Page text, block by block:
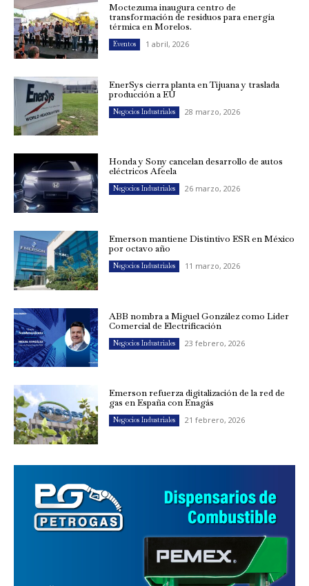
Moctezuma inaugura centro de
transformación de residuos para energía
térmica en Morelos.
Eventos 1 abril, 2026
EnerSys cierra planta en Tijuana y traslada
producción a EU
Negocios Industriales 28 marzo, 2026
Honda y Sony cancelan desarrollo de autos
eléctricos Afeela
Negocios Industriales 26 marzo, 2026
Emerson mantiene Distintivo ESR en México
por octavo año
Negocios Industriales 11 marzo, 2026
ABB nombra a Miguel González como Líder
Comercial de Electrificación
Negocios Industriales 23 febrero, 2026
Emerson refuerza digitalización de la red de
gas en España con Enagás
Negocios Industriales 21 febrero, 2026